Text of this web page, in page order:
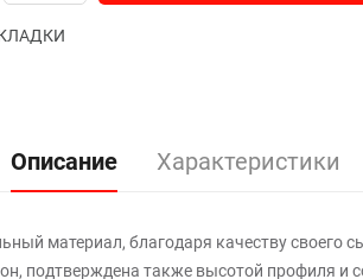
Описание Характеристики
материал, благодаря качеству
подтверждена также высотой профиля